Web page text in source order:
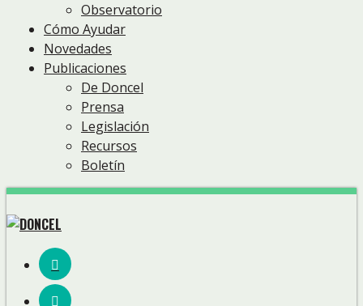
Observatorio
Cómo Ayudar
Novedades
Publicaciones
De Doncel
Prensa
Legislación
Recursos
Boletín